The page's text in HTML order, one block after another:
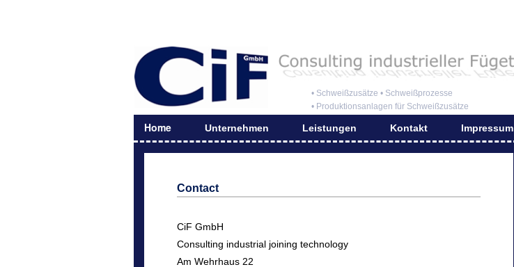
• Schweißzusätze • Schweißprozesse
• Produktionsanlagen für Schweißzusätze
Home Unternehmen Leistungen Kontakt Impressum
Contact
CiF GmbH
Consulting industrial joining technology
Am Wehrhaus 22